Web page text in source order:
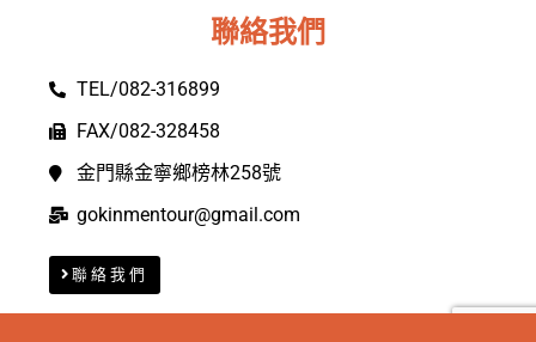
聯絡我們
TEL/082-316899
FAX/082-328458
金門縣金寧鄉榜林258號
gokinmentour@gmail.com
聯絡我們